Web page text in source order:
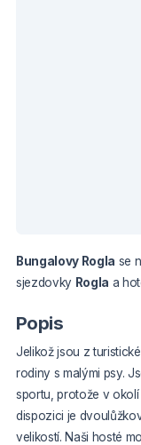
Bungalovy Rogla se
sjezdovky Rogla a
Popis
Jelikož jsou z
rodiny s malými psy.
sportu, protože v okolí
dispozici je
velikostí. Naši hosté